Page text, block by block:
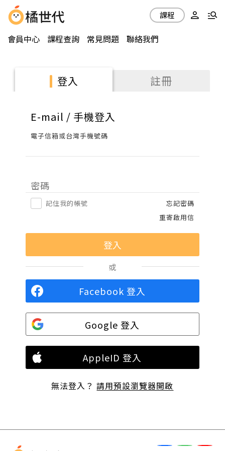
會員中心 課程查詢 常見問題 聯絡我們
課程
登入 註冊
E-mail / 手機登入
電子信箱或台灣手機號碼
密碼
記住我的帳號
忘記密碼
重寄啟用信
或
Facebook 登入
Google 登入
AppleID 登入
無法登入？請用預設瀏覽器開啟